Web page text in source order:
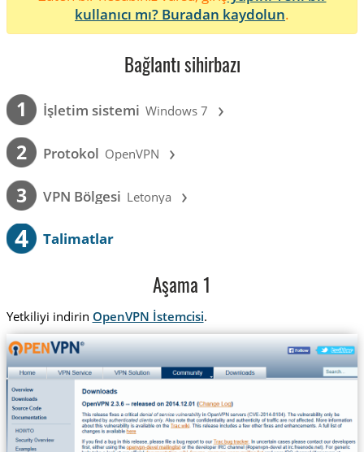
kullanıcı mı? Buradan kaydolun.
Bağlantı sihirbazı
1 İşletim sistemi Windows 7 ›
2 Protokol OpenVPN ›
3 VPN Bölgesi Letonya ›
4 Talimatlar
Aşama 1
Yetkiliyi indirin OpenVPN İstemcisi.